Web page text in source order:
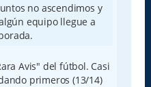
no ascendimos y
equipo llegue a
Avis" del fútbol. Casi
primeros (13/14)